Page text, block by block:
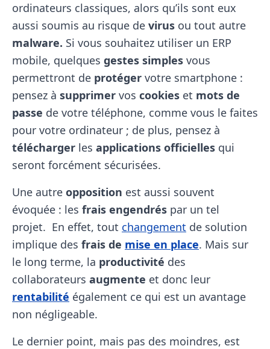
ordinateurs classiques, alors qu’ils sont eux
aussi soumis au risque de virus ou tout autre
malware. Si vous souhaitez utiliser un ERP
mobile, quelques gestes simples vous
permettront de protéger votre smartphone :
pensez à supprimer vos cookies et mots de
passe de votre téléphone, comme vous le faites
pour votre ordinateur ; de plus, pensez à
télécharger les applications officielles qui
seront forcément sécurisées.
Une autre opposition est aussi souvent
évoquée : les frais engendrés par un tel
projet. En effet, tout changement de solution
implique des frais de mise en place. Mais sur
le long terme, la productivité des
collaborateurs augmente et donc leur
rentabilité également ce qui est un avantage
non négligeable.
Le dernier point, mais pas des moindres, est